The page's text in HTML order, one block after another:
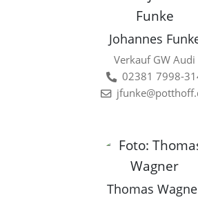
Johannes
Verkauf GW Audi
02381 7998-
Thomas